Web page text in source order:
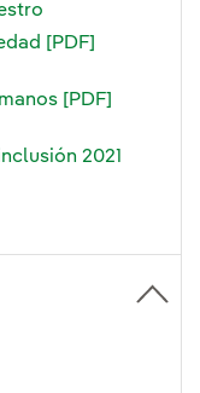
[PDF]
[PDF]
2021